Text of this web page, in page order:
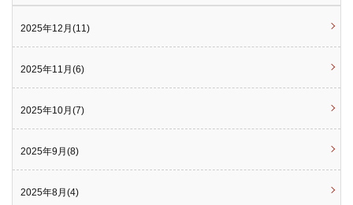
2025年12月(11)
2025年11月(6)
2025年10月(7)
2025年9月(8)
2025年8月(4)